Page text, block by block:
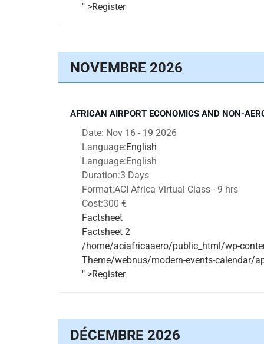
" >Register
NOVEMBRE 2026
AFRICAN AIRPORT ECONOMICS AND NON-
Date: Nov 16 - 19 2026
Language:English
Language:English
Duration:3 Days
Format:ACI Africa Virtual Class - 9 hrs
Cost:300 €
Factsheet
Factsheet 2
/home/aciafricaaero/public_html/wp-
Theme/webnus/modern-events-calendar/
" >Register
DÉCEMBRE 2026